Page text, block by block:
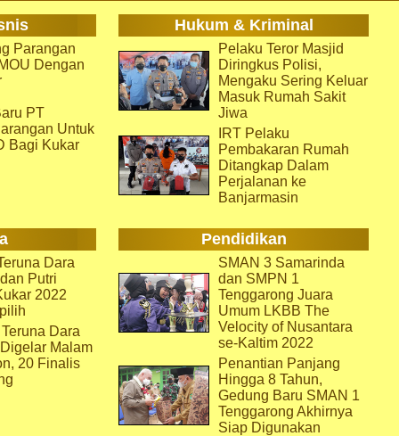
Hukum & Kriminal
Parangan
Dengan
PT
Untuk
Bagi Kukar
Pelaku Teror Masjid
Diringkus Polisi,
Mengaku Sering Keluar
Masuk Rumah Sakit
Jiwa
IRT Pelaku
Pembakaran Rumah
Ditangkap Dalam
Perjalanan ke
Banjarmasin
Pendidikan
Dara
Putri
2022
Dara
Malam
20 Finalis
SMAN 3 Samarinda
dan SMPN 1
Tenggarong Juara
Umum LKBB The
Velocity of Nusantara
se-Kaltim 2022
Penantian Panjang
Hingga 8 Tahun,
Gedung Baru SMAN 1
Tenggarong Akhirnya
Siap Digunakan